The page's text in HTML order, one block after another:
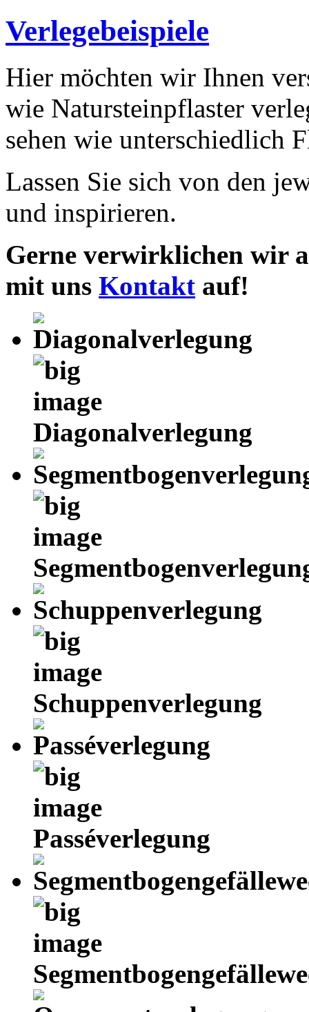
Verlegebeispiele
Hier möchten wir Ihnen
wie Natursteinpflaster
sehen wie unterschiedlich
Lassen Sie sich von den
und inspirieren.
Gerne verwirklichen wir
mit uns Kontakt auf!
Diagonalverlegung
Schuppenverlegung
Passéverlegung